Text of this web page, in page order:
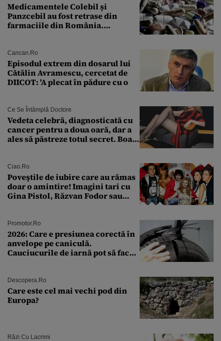
Medicamentele Colebil și
Panzcebil au fost retrase din
farmaciile din România.
Cancan.ro
Episodul extrem din dosarul lui
Cătălin Avramescu, cercetat de
DIICOT: 'A plecat în pădure cu o
Ce Se Întâmplă Doctore
Vedeta celebră, diagnosticată cu
cancer pentru a doua oară, dar a
ales să păstreze totul secret. Boala
Ciao.ro
Poveştile de iubire care au rămas
doar o amintire! Imagini tari cu
Gina Pistol, Răzvan Fodor sau
Promotor.ro
2026: Care e presiunea corectă în
anvelope pe caniculă.
Cauciucurile de iarnă pot să facă
Descopera.ro
Care este cel mai vechi pod din
Europa?
Râzi Cu Lacrimi